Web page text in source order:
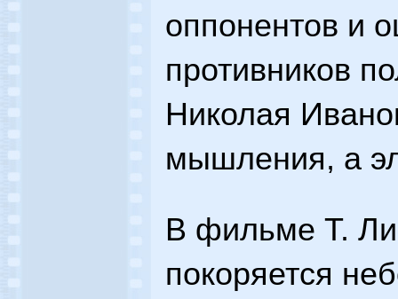
оппонентов и
противников
Николая
мышления, а
В фильме Т.
покоряется